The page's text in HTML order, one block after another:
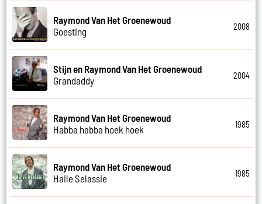
Raymond Van Het Groenewoud
Goesting
2008
Stijn en Raymond Van Het Groenewoud
Grandaddy
2004
Raymond Van Het Groenewoud
Habba habba hoek hoek
1985
Raymond Van Het Groenewoud
Haile Selassie
1985